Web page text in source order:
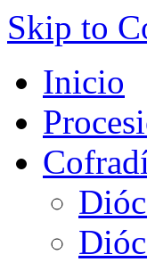
Skip to
Inicio